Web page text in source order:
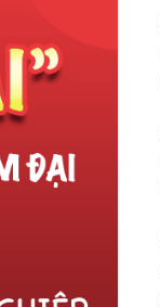
Và Công Việc